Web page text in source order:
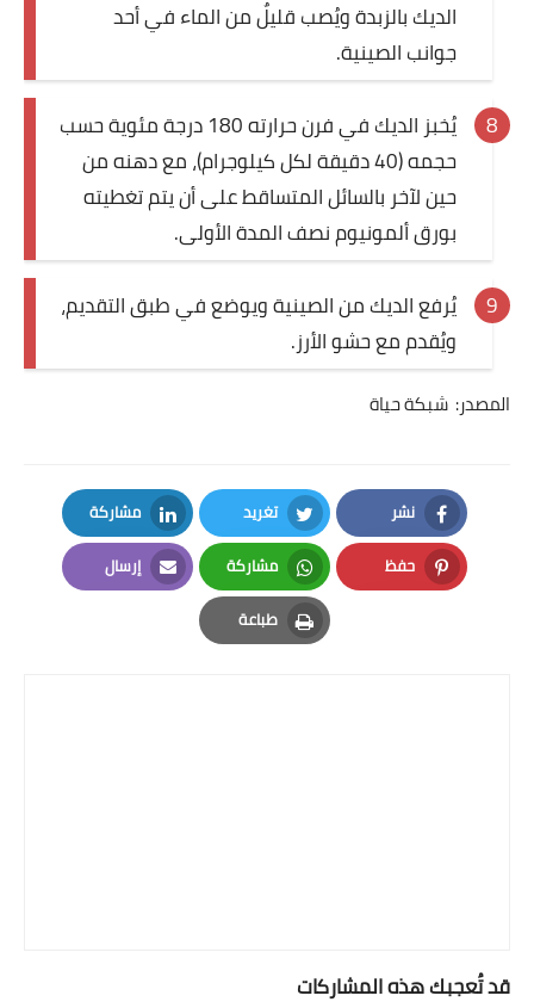
الديك بالزبدة ويُصب قليلٌ من الماء في أحد
جوانب الصينية.
يُخبز الديك في فرن حرارته 180 درجة مئوية حسب
حجمه (40 دقيقة لكل كيلوجرام)، مع دهنه من
حين لآخر بالسائل المتساقط على أن يتم تغطيته
بورق ألمونيوم نصف المدة الأولى.
يُرفع الديك من الصينية ويوضع في طبق التقديم،
ويُقدم مع حشو الأرز.
المصدر: شبكة حياة
نشر
Facebook
تغريد
Twitter
مشاركة
LinkedIn
حفظ
Pinterest
مشاركة
Whatsapp
إرسال
Email
طباعة
Print
قد تُعجبك هذه المشاركات